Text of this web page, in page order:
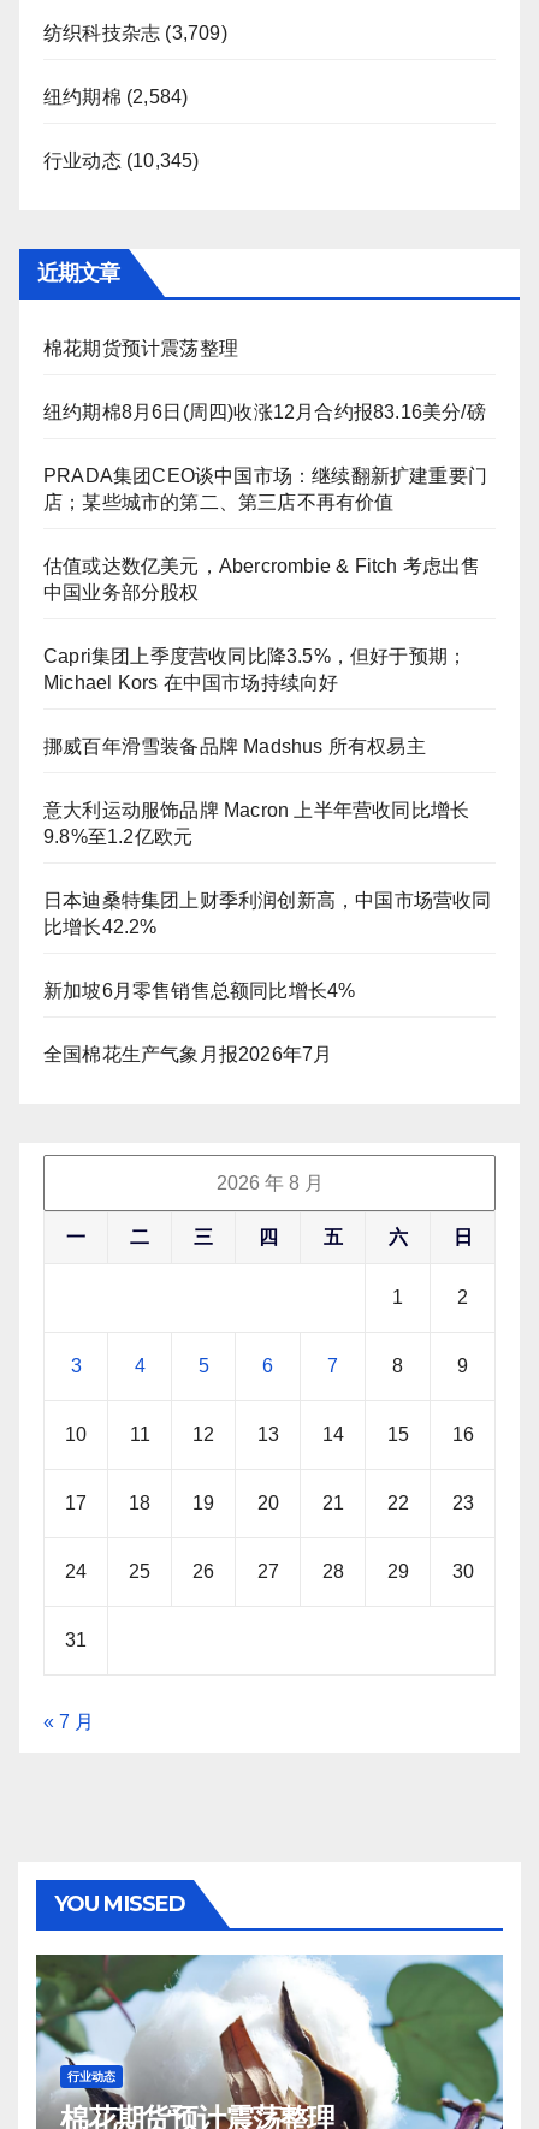
纺织科技杂志 (3,709)
纽约期棉 (2,584)
行业动态(10,345)
近期文章
棉花期货预计震荡整理
纽约期棉8月6日(周四)收涨12月合约报83.16美分/磅
PRADA集团CEO谈中国市场：继续翻新扩建重要门
店；某些城市的第二、第三店不再有价值
估值或达数亿美元，Abercrombie & Fitch 考虑出售
中国业务部分股权
Capri集团上季度营收同比降3.5%，但好于预期；
Michael Kors 在中国市场持续向好
挪威百年滑雪装备品牌 Madshus 所有权易主
意大利运动服饰品牌 Macron 上半年营收同比增长
9.8%至1.2亿欧元
日本迪桑特集团上财季利润创新高，中国市场营收同
比增长42.2%
新加坡6月零售销售总额同比增长4%
全国棉花生产气象月报2026年7月
2026 年 8 月
一 二 三 四 五 六 日
1 2
3 4 5 6 7 8 9
10 11 12 13 14 15 16
17 18 19 20 21 22 23
24 25 26 27 28 29 30
31
« 7 月
YOU MISSED
行业动态
棉花期货预计震荡整理